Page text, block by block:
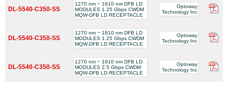
DL-5540-C350-SS
1270 nm ~ 1610 nm DFB LD
MODULES 1.25 Gbps CWDM
MQW-DFB LD RECEPTACLE
Optoway
Technology Inc
DL-5540-C350-SS
1270 nm ~ 1610 nm DFB LD
MODULES 1.25 Gbps CWDM
MQW-DFB LD RECEPTACLE
Optoway
Technology Inc
DL-5540-C350-SS
1270 nm ~ 1610 nm DFB LD
MODULES 2.5 Gbps CWDM
MQW-DFB LD RECEPTACLE
Optoway
Technology Inc